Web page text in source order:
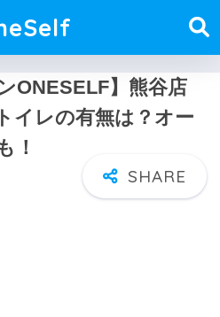
ONESELF】熊谷店
イレの有無は？オー
！